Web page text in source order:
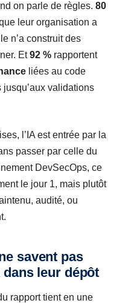
on parle de règles. 80
leur organisation a
n’a construit des
Et92 % rapportent
liées au code
validations
l’IA est entrée par la
passer par celle du
DevSecOps, ce
le jour 1, mais plutôt
audité, ou
savent pas
leur dépôt
rapport tient en une